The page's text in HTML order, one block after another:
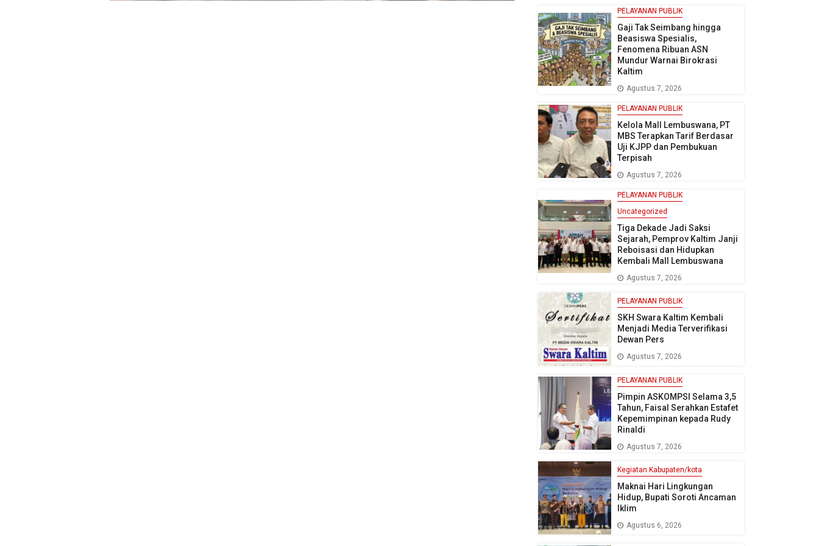
PELAYANAN PUBLIK
Gaji Tak Seimbang hingga
Beasiswa Spesialis,
Fenomena Ribuan ASN
Mundur Warnai Birokrasi
Kaltim
Agustus 7, 2026
PELAYANAN PUBLIK
Kelola Mall Lembuswana, PT
MBS Terapkan Tarif Berdasar
Uji KJPP dan Pembukuan
Terpisah
Agustus 7, 2026
PELAYANAN PUBLIK
Uncategorized
Tiga Dekade Jadi Saksi
Sejarah, Pemprov Kaltim Janji
Reboisasi dan Hidupkan
Kembali Mall Lembuswana
Agustus 7, 2026
PELAYANAN PUBLIK
SKH Swara Kaltim Kembali
Menjadi Media Terverifikasi
Dewan Pers
Agustus 7, 2026
PELAYANAN PUBLIK
Pimpin ASKOMPSI Selama 3,5
Tahun, Faisal Serahkan Estafet
Kepemimpinan kepada Rudy
Rinaldi
Agustus 7, 2026
Kegiatan Kabupaten/kota
Maknai Hari Lingkungan
Hidup, Bupati Soroti Ancaman
Iklim
Agustus 6, 2026